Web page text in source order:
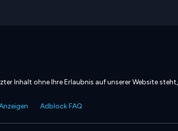
Inhalt ohne Ihre Erlaubnis auf unserer Website
Adblock FAQ